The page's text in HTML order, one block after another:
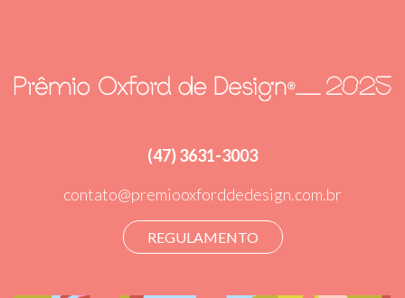
(47) 3631-3003
contato@premiooxforddedesign.com.br
REGULAMENTO